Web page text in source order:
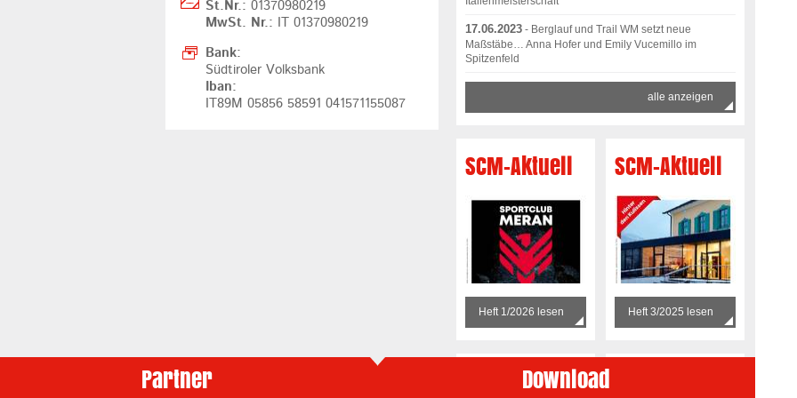
St.Nr.: 01370980219
MwSt. Nr.:
IT 01370980219
Bank:
Südtiroler Volksbank
Iban:
IT89M 05856 58591 041571155087
17.06.2023 - Berglauf und Trail WM setzt neue
Maßstäbe… Anna Hofer und Emily Vucemillo im
Spitzenfeld
alle anzeigen
SCM-Aktuell
Heft 1/2026 lesen
SCM-Aktuell
Heft 3/2025 lesen
SCM Aktuell
Partner Download